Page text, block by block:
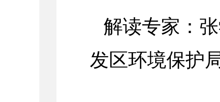
解读专家：
发区环境保护